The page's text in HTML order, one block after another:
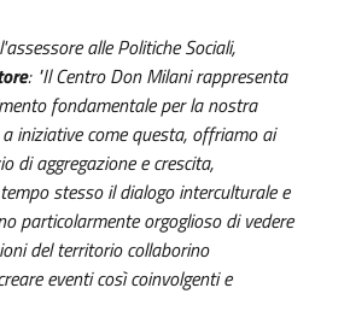
alle Politiche Sociali,
: "Il Centro Don Milani rappresenta
fondamentale per la nostra
iniziative come questa, offriamo ai
di aggregazione e crescita,
stesso il dialogo interculturale e
particolarmente orgoglioso di vedere
del territorio collaborino
eventi così coinvolgenti e